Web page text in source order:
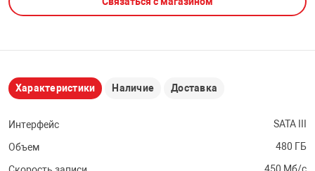
CARD RIDER
Характеристики Наличие Доставка
Интерфейс SATA III
Объем 480 ГБ
450 Мб/с